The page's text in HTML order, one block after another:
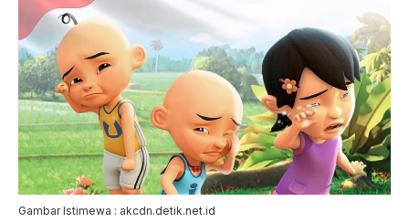
Gambar Istimewa : akcdn.detik.net.id